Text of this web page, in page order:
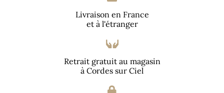
Livraison en France
et à l'étranger
Retrait gratuit au magasin
à Cordes sur Ciel